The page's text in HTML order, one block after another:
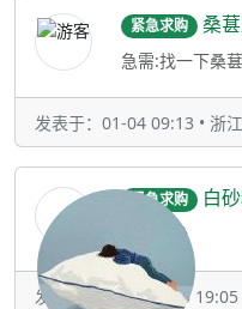
紧急求购 桑
发表于：01-04 09:13 • 浙
紧急求购 白
白砂糖粉
发表于：2025-12-15 19:05